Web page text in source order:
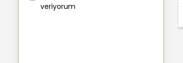
açıklamalarda
veriyorum